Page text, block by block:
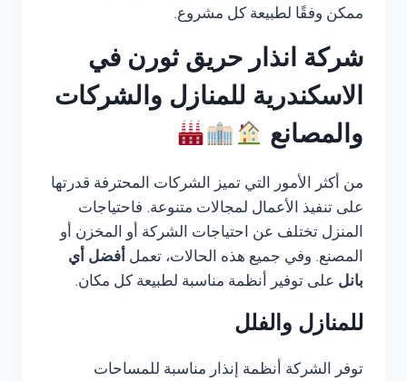
ممكن وفقًا لطبيعة كل مشروع.
شركة انذار حريق ثورن في
الاسكندرية للمنازل والشركات
والمصانع
من أكثر الأمور التي تميز الشركات المحترفة قدرتها
على تنفيذ الأعمال لمجالات متنوعة. فاحتياجات
المنزل تختلف عن احتياجات الشركة أو المخزن أو
المصنع. وفي جميع هذه الحالات، تعمل أفضل أي
بانل على توفير أنظمة مناسبة لطبيعة كل مكان.
للمنازل والفلل
توفر الشركة أنظمة إنذار مناسبة للمساحات